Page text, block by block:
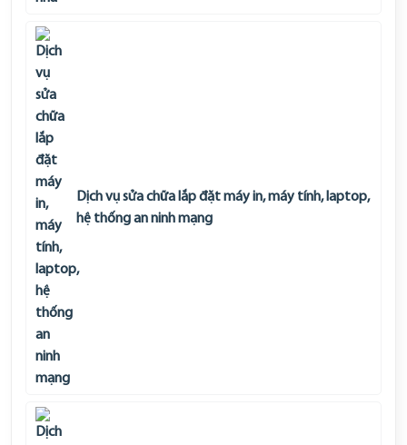
Dịch vụ sửa chữa lắp đặt máy in, máy tính, laptop,
hệ thống an ninh mạng